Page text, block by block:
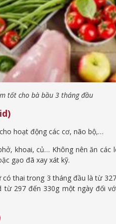
tốt cho bà bầu 3 tháng đầu
hoạt động các cơ, não bộ,…
khoai, củ… Không nên ăn các
gạo đã xay xát kỹ.
thai trong 3 tháng đầu là từ
297 đến 330g một ngày đối